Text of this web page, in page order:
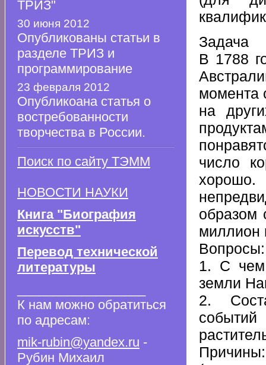
ТРИЗ"
30 июня 2012
Опубликованы статьи в
разделе ТРИЗ и
программирование
23 февраля 2012
Опубликоана статья о
востребованности
творчества в России.
Поиск по сайту ТЭММ
НОВОСТИ НАУКИ
Книга "Биография
искусств"
Перевод технической
литературы
К нам можно обратиться
по адресам:
mik-rubin@yandex.ru -
Рубин Михаил
Задача
В 1788
момента
на
число
хорошо.
образом
миллион
Вопросы:
1. С чем
земли
2.